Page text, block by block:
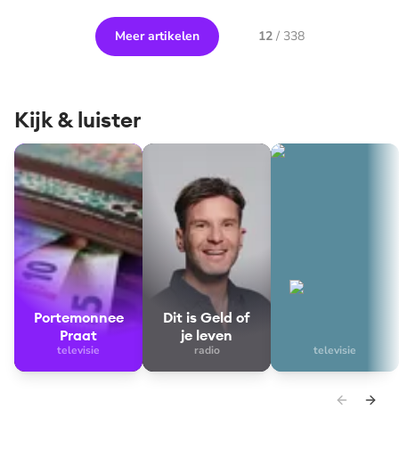
Meer artikelen 12/ 338
Kijk & luister
televisie
Portemonnee
Praat
Portemonnee Praat
radio
Dit is Geld of
je leven
Dit is Geld of je leven
televisie
Waar
Waar doen ze het